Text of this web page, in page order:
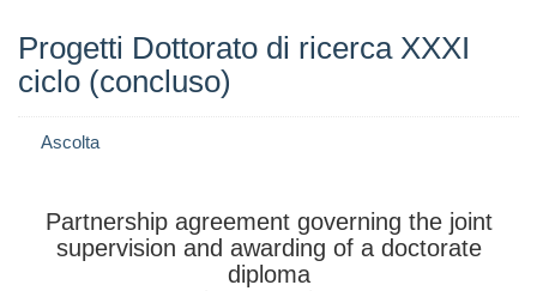
Progetti Dottorato di ricerca XXXI
ciclo (concluso)
Ascolta
Partnership agreement governing the joint
supervision and awarding of a doctorate
diploma